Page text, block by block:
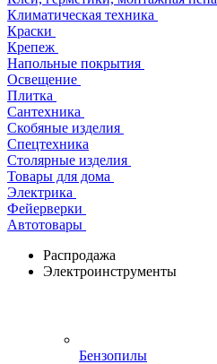
Климатическая техника
Краски
Крепеж
Напольные покрытия
Освещение
Плитка
Сантехника
Скобяные изделия
Спецтехника
Столярные изделия
Товары для дома
Электрика
Фейерверки
Автотовары
Распродажа
Электроинструменты
Бензопилы